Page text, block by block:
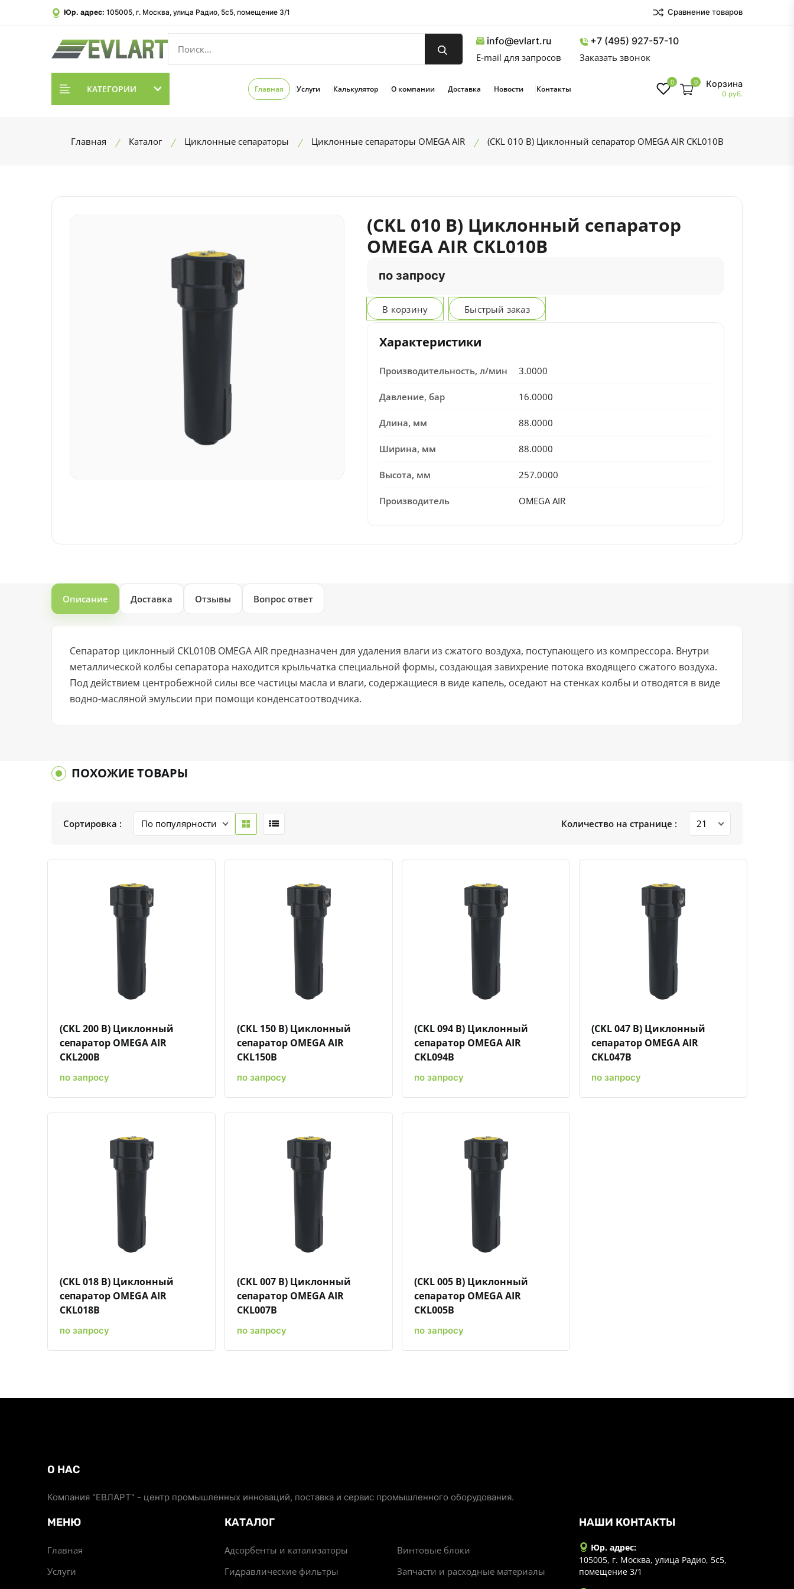
Юр. адрес: 105005, г. Москва, улица Радио, 5с5, помещение 3/1 Сравнение товаров
info@evlart.ru
E-mail для запросов
+7 (495) 927-57-10
Заказать звонок
КАТЕГОРИИ Главная Услуги Калькулятор О компании Доставка Новости Контакты
0 0 Корзина
0 руб.
Главная Каталог Циклонные сепараторы Циклонные сепараторы OMEGA AIR (CKL 010 B) Циклонный сепаратор OMEGA AIR CKL010B
(CKL 010 B) Циклонный сепаратор
OMEGA AIR CKL010B
по запросу
В корзину Быстрый заказ
Характеристики
Производительность, л/мин 3.0000
Давление, бар 16.0000
Длина, мм 88.0000
Ширина, мм 88.0000
Высота, мм 257.0000
Производитель OMEGA AIR
Описание Доставка Отзывы Вопрос ответ
Сепаратор циклонный CKL010B OMEGA AIR предназначен для удаления влаги из сжатого воздуха, поступающего из компрессора. Внутри
металлической колбы сепаратора находится крыльчатка специальной формы, создающая завихрение потока входящего сжатого воздуха.
Под действием центробежной силы все частицы масла и влаги, содержащиеся в виде капель, оседают на стенках колбы и отводятся в виде
водно-масляной эмульсии при помощи конденсатоотводчика.
ПОХОЖИЕ ТОВАРЫ
Сортировка : Количество на странице :
Быстрый просмотрДобавить к сравнению
(CKL 200 B) Циклонный
сепаратор OMEGA AIR
CKL200B
по запросу
Быстрый просмотрДобавить к сравнению
(CKL 150 B) Циклонный
сепаратор OMEGA AIR
CKL150B
по запросу
Быстрый просмотрДобавить к сравнению
(CKL 094 B) Циклонный
сепаратор OMEGA AIR
CKL094B
по запросу
Быстрый просмотрДобавить к сравнению
(CKL 047 B) Циклонный
сепаратор OMEGA AIR
CKL047B
по запросу
Быстрый просмотрДобавить к сравнению
(CKL 018 B) Циклонный
сепаратор OMEGA AIR
CKL018B
по запросу
Быстрый просмотрДобавить к сравнению
(CKL 007 B) Циклонный
сепаратор OMEGA AIR
CKL007B
по запросу
Быстрый просмотрДобавить к сравнению
(CKL 005 B) Циклонный
сепаратор OMEGA AIR
CKL005B
по запросу
О НАС
Компания "ЕВЛАРТ" - центр промышленных инноваций, поставка и сервис промышленного оборудования.
МЕНЮ
Главная
Услуги
КАТАЛОГ
Адсорбенты и катализаторы
Винтовые блоки
Гидравлические фильтры
Запчасти и расходные материалы
НАШИ КОНТАКТЫ
Юр. адрес:
105005, г. Москва, улица Радио, 5с5,
помещение 3/1